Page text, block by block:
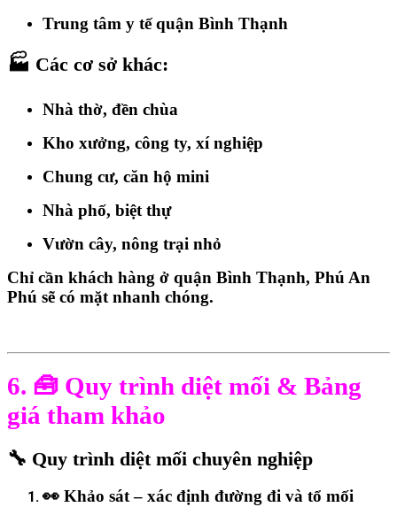
Trung tâm y tế quận Bình Thạnh
🏭 Các cơ sở khác:
Nhà thờ, đền chùa
Kho xưởng, công ty, xí nghiệp
Chung cư, căn hộ mini
Nhà phố, biệt thự
Vườn cây, nông trại nhỏ
Chỉ cần khách hàng ở quận Bình Thạnh, Phú An
Phú sẽ có mặt nhanh chóng.
6. 🧰 Quy trình diệt mối & Bảng
giá tham khảo
🔧 Quy trình diệt mối chuyên nghiệp
👀 Khảo sát – xác định đường đi và tổ mối